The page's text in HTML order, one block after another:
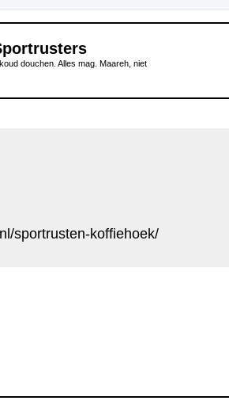
douchen. Alles mag. Maareh, niet
sportrusten-koffiehoek/